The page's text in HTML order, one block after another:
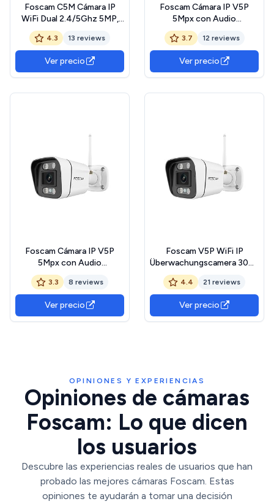
Foscam C5M Cámara IP
WiFi Dual 2.4/5Ghz 5MP,
Seguridad, Detección
Humana, Audio, Visión
Nocturna, Sirena de Alarma,
Compatible con Alexa,
4.3 13 reviews
Ver precio
Foscam Cámara IP V5P
5Mpx con Audio
bidireccional, Luz Nocturna
y Sirena incluida. Negra
3.7 12 reviews
Ver precio
Foscam Cámara IP V5P
5Mpx con Audio
bidireccional, Luz Nocturna
y Sirena incluida. Blanca
3.3 8 reviews
Ver precio
Foscam V5P WiFi IP
Überwachungscamera 3072
x 1728 Pixel
4.4 21 reviews
Ver precio
OPINIONES Y EXPERIENCIAS
Opiniones de cámaras
Foscam: Lo que dicen
los usuarios
Descubre las experiencias reales de usuarios que han
probado las mejores cámaras Foscam. Estas
opiniones te ayudarán a tomar una decisión